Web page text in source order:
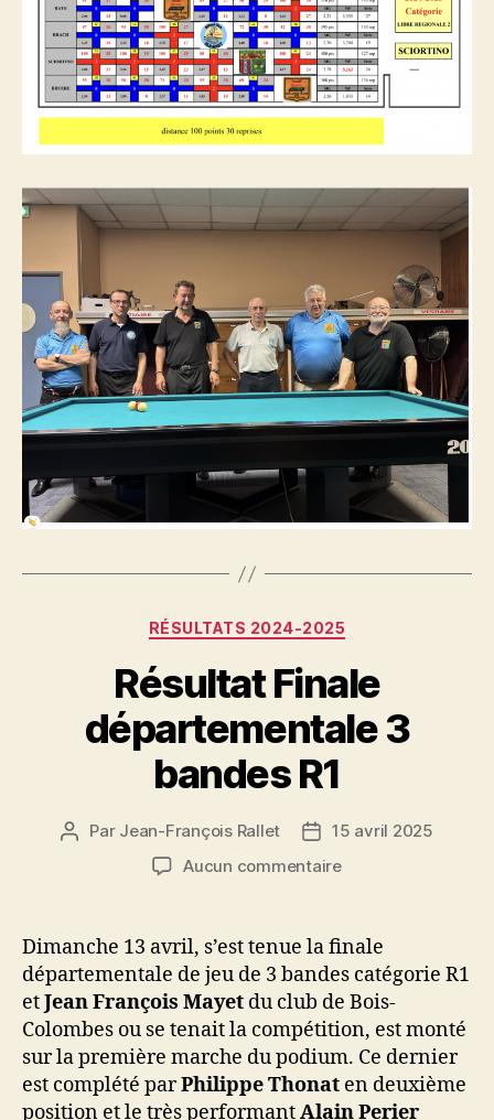
Catégories
RÉSULTATS 2024-2025
Résultat Finale
départementale 3
bandes R1
Auteur
Par Jean-François Rallet
Date
de
15 avril 2025
Aucun commentairesur
départementale
bandes
R1
Dimanche 13 avril, s’est tenue la finale
départementale de jeu de 3 bandes catégorie R1
etJean François Mayet du club de Bois-
Colombes ou se tenait la compétition, est monté
sur la première marche du podium. Ce dernier
est complété parPhilippe Thonat en deuxième
position et le très performantAlain Perier